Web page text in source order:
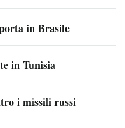
in Brasile
in Tunisia
i missili russi